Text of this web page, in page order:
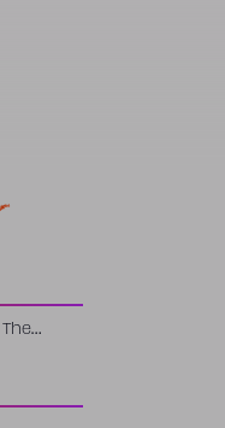
The